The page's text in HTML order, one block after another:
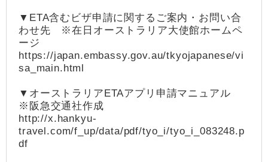
▼ETA含むビザ申請に関するご案内・お問い合
わせ先 ※在日オーストラリア大使館ホームペ
ージ
https://japan.embassy.gov.au/tkyojapanese/vi
sa_main.html
▼オーストラリアETAアプリ申請マニュアル
※阪急交通社作成
http://x.hankyu-
travel.com/f_up/data/pdf/tyo_i/tyo_i_083248.p
df